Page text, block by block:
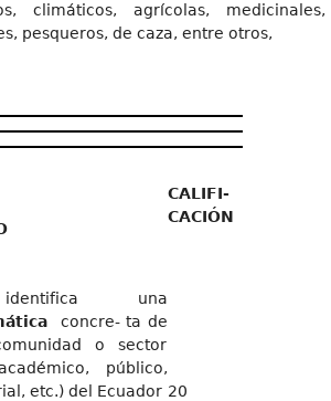
climáticos, agrícolas, medicinales,
pesqueros, de caza, entre otros,
CALIFI-
CACIÓN
una
concre- ta de
o sector
público,
etc.) del Ecuador 20